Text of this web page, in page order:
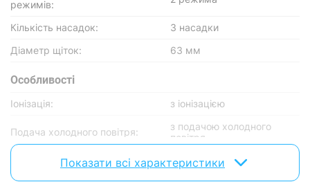
режимів:
Кількість насадок:
3 насадки
Діаметр щіток:
63 мм
Особливості
Іонізація: з іонізацією
Подача холодного повітря:
з подачою холодного
повітря
Обертовий шнур:
є
Довжина мережевого шнура:
2.2 м
Показати всі характеристики